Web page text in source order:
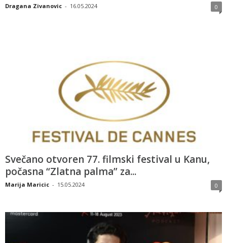
Dragana Zivanovic - 16.05.2024 0
Svečano otvoren 77. filmski festival u Kanu,
počasna “Zlatna palma” za...
Marija Maricic - 15.05.2024 0